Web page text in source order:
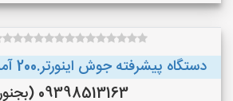
دستگاه پیشرفته جوش اینورتر.200 آمپر صبا.توان ابزار...
09398513163 (بجنورد )